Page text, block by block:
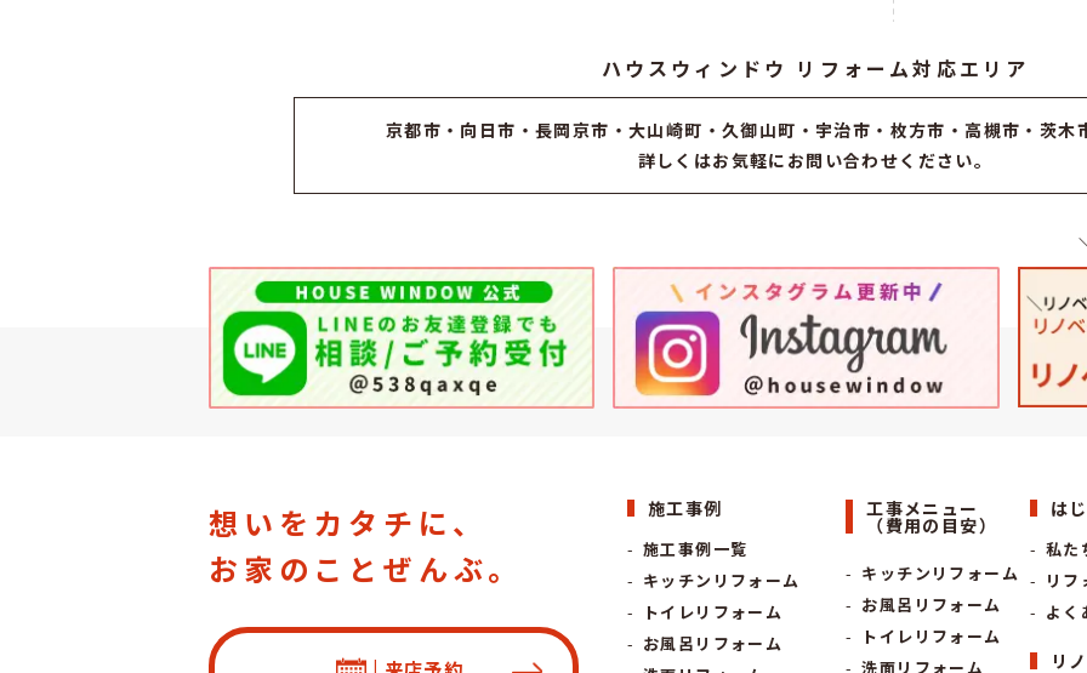
ハウスウィンドウ リフォーム対応エリア
京都市 ・ 向日市 ・ 長岡京市 ・大山崎町・久御山町・ 宇治市 ・枚方市・高槻市・茨
詳しくはお気軽にお問い合わせください。
想いをカタチに、
お家のことぜんぶ。
施工事例
施工事例一覧
キッチンリフォーム
トイレリフォーム
お風呂リフォーム
工事メニュー
（費用の目安）
キッチンリフォーム
お風呂リフォーム
トイレリフォーム
洗面リフォーム
は
私た
リフ
よく
リ